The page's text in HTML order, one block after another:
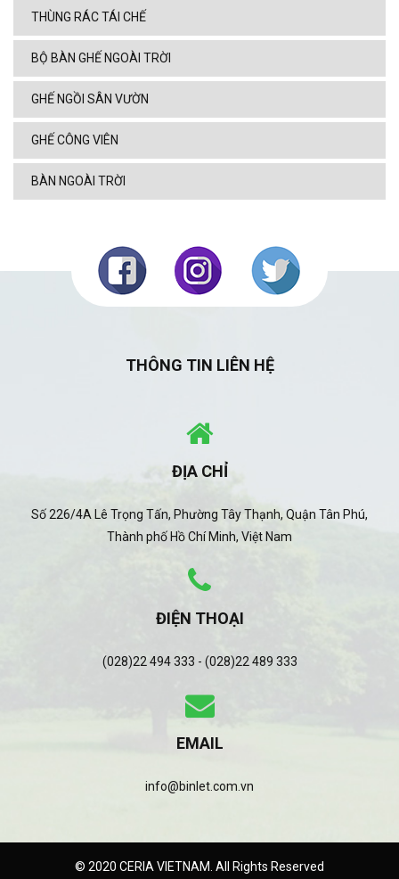
THÙNG RÁC TÁI CHẾ
BỘ BÀN GHẾ NGOÀI TRỜI
GHẾ NGỒI SÂN VƯỜN
GHẾ CÔNG VIÊN
BÀN NGOÀI TRỜI
THÔNG TIN LIÊN HỆ
ĐỊA CHỈ
Số 226/4A Lê Trọng Tấn, Phường Tây Thạnh, Quận Tân Phú,
Thành phố Hồ Chí Minh, Việt Nam
ĐIỆN THOẠI
(028)22 494 333 - (028)22 489 333
EMAIL
info@binlet.com.vn
© 2020 CERIA VIETNAM. All Rights Reserved